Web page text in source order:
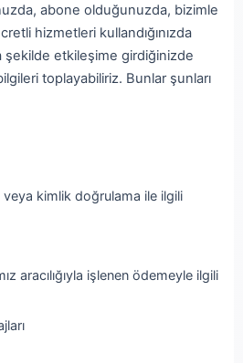
abone olduğunuzda, bizimle
hizmetleri kullandığınızda
şekilde etkileşime girdiğinizde
toplayabiliriz. Bunlar şunları
kimlik doğrulama ile ilgili
aracılığıyla işlenen ödemeyle ilgili